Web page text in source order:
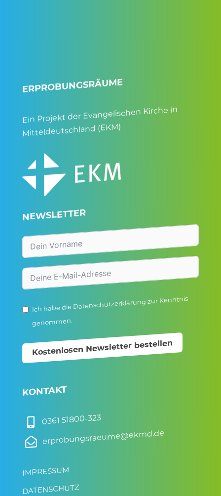
ERPROBUNGSRÄUME
Ein Projekt der Evangelischen Kirche in
Mitteldeutschland (EKM)
NEWSLETTER
Ich habe die Datenschutzerklärungzur Kenntnis
genommen.
Kostenlosen Newsletter bestellen
KONTAKT
 0361 51800-323
 erprobungsraeume@ekmd.de
IMPRESSUM
DATENSCHUTZ